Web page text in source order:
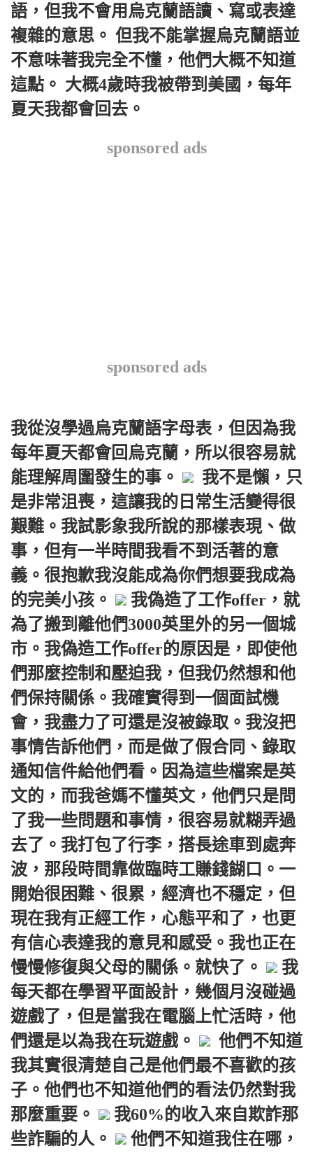
語，但我不會用烏克蘭語讀、寫或表達
複雜的意思。 但我不能掌握烏克蘭語並
不意味著我完全不懂，他們大概不知道
這點。 大概4歲時我被帶到美國，每年
夏天我都會回去。
sponsored ads
sponsored ads
我從沒學過烏克蘭語字母表，但因為我
每年夏天都會回烏克蘭，所以很容易就
能理解周圍發生的事。
我不是懶，只
是非常沮喪，這讓我的日常生活變得很
艱難。我試影象我所說的那樣表現、做
事，但有一半時間我看不到活著的意
義。很抱歉我沒能成為你們想要我成為
的完美小孩。
我偽造了工作offer，就
為了搬到離他們3000英里外的另一個城
市。我偽造工作offer的原因是，即使他
們那麼控制和壓迫我，但我仍然想和他
們保持關係。我確實得到一個面試機
會，我盡力了可還是沒被錄取。我沒把
事情告訴他們，而是做了假合同、錄取
通知信件給他們看。因為這些檔案是英
文的，而我爸媽不懂英文，他們只是問
了我一些問題和事情，很容易就糊弄過
去了。我打包了行李，搭長途車到處奔
波，那段時間靠做臨時工賺錢餬口。一
開始很困難、很累，經濟也不穩定，但
現在我有正經工作，心態平和了，也更
有信心表達我的意見和感受。我也正在
慢慢修復與父母的關係。就快了。
我
每天都在學習平面設計，幾個月沒碰過
遊戲了，但是當我在電腦上忙活時，他
們還是以為我在玩遊戲。
他們不知道
我其實很清楚自己是他們最不喜歡的孩
子。他們也不知道他們的看法仍然對我
那麼重要。
我60%的收入來自欺詐那
些詐騙的人。
他們不知道我住在哪，